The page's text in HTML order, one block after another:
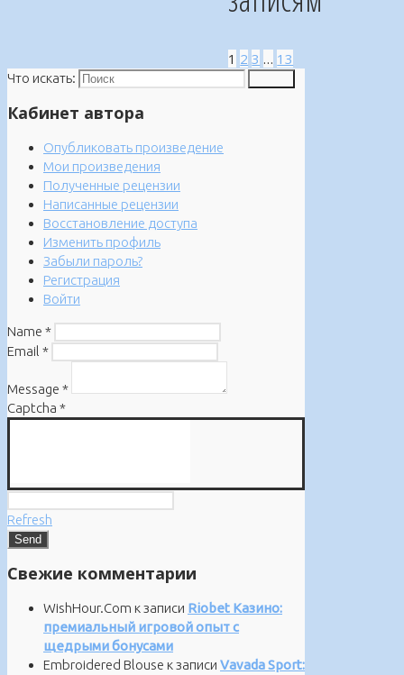
1 2 3 … 13
Что искать:
Кабинет автора
Опубликовать произведение
Мои произведения
Полученные рецензии
Написанные рецензии
Восстановление доступа
Изменить профиль
Забыли пароль?
Регистрация
Войти
Name *
Email *
Message *
Captcha *
Refresh
Свежие комментарии
WishHour.Com к записи Riobet Казино:
премиальный игровой опыт с
щедрыми бонусами
Embroidered Blouse к записи Vavada Sport: